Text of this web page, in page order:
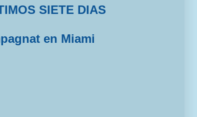
SIETE DIAS
en Miami